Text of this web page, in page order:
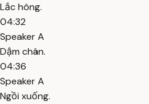
Lắc hông.
04:32
Speaker A
Dậm chân.
04:36
Speaker A
Ngồi xuống.